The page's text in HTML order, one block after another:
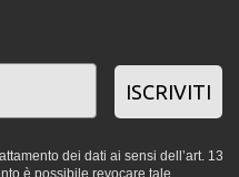
ISCRIVITI
dei dati ai sensi dell’art. 13